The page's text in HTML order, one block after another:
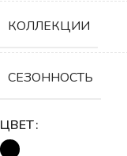
КОЛЛЕКЦИИ
СЕЗОННОСТЬ
ЦВЕТ